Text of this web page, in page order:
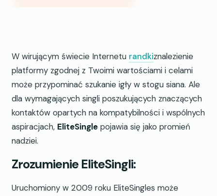
W wirującym świecie Internetu randkiznalezienie
platformy zgodnej z Twoimi wartościami i celami
może przypominać szukanie igły w stogu siana. Ale
dla wymagających singli poszukujących znaczących
kontaktów opartych na kompatybilności i wspólnych
aspiracjach, EliteSingle pojawia się jako promień
nadziei.
Zrozumienie EliteSingli:
Uruchomiony w 2009 roku EliteSingles może